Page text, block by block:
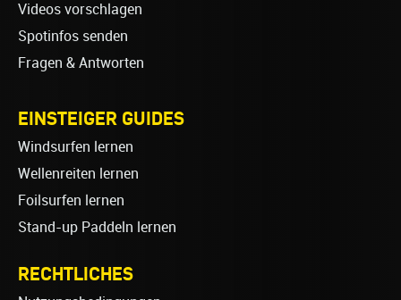
Videos vorschlagen
Spotinfos senden
Fragen & Antworten
EINSTEIGER GUIDES
Windsurfen lernen
Wellenreiten lernen
Foilsurfen lernen
Stand-up Paddeln lernen
RECHTLICHES